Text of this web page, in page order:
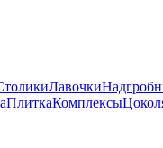
Лавочки
ПлиткаКомплексы